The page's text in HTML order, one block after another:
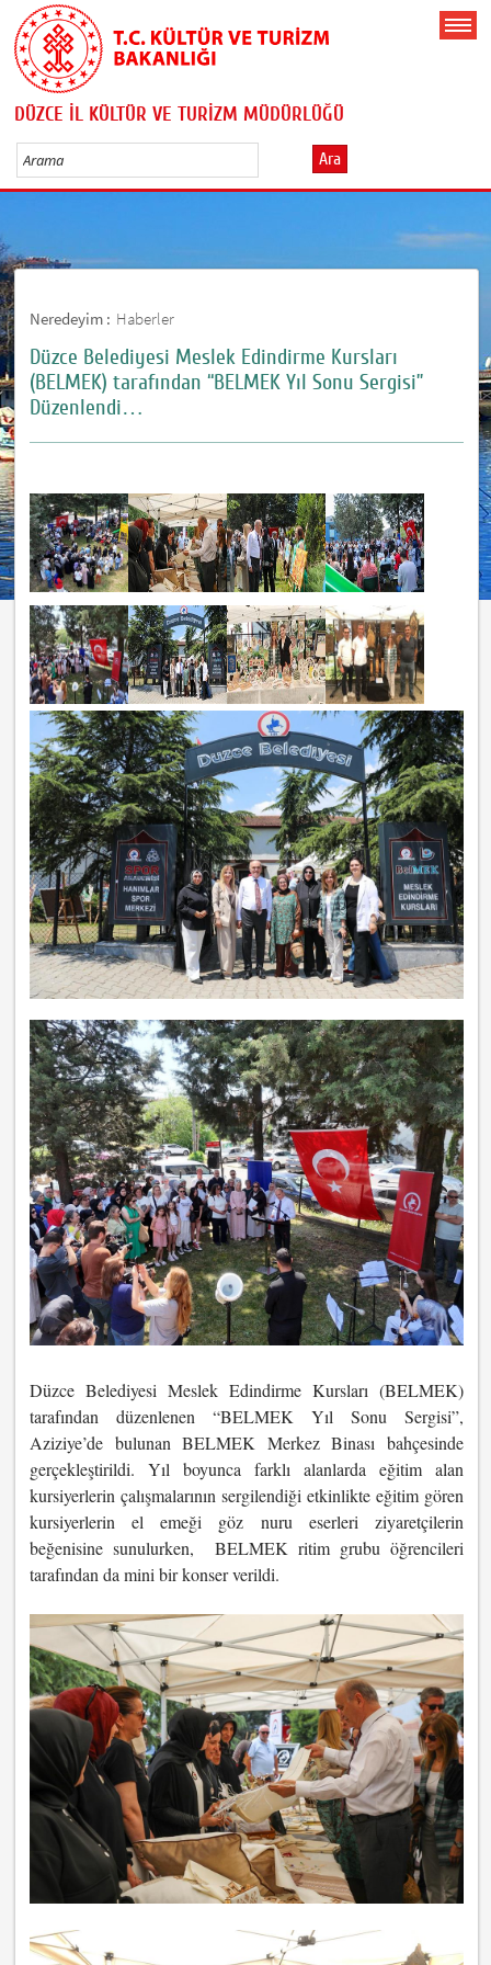
DÜZCE İL KÜLTÜR VE TURİZM MÜDÜRLÜĞÜ
Ara
Neredeyim : Haberler
Düzce Belediyesi Meslek Edindirme Kursları
(BELMEK) tarafından “BELMEK Yıl Sonu Sergisi”
Düzenlendi…
Düzce Belediyesi Meslek Edindirme Kursları (BELMEK)
tarafından düzenlenen “BELMEK Yıl Sonu Sergisi”,
Aziziye’de bulunan BELMEK Merkez Binası bahçesinde
gerçekleştirildi. Yıl boyunca farklı alanlarda eğitim alan
kursiyerlerin çalışmalarının sergilendiği etkinlikte eğitim gören
kursiyerlerin el emeği göz nuru eserleri ziyaretçilerin
beğenisine sunulurken, BELMEK ritim grubu öğrencileri
tarafından da mini bir konser verildi.